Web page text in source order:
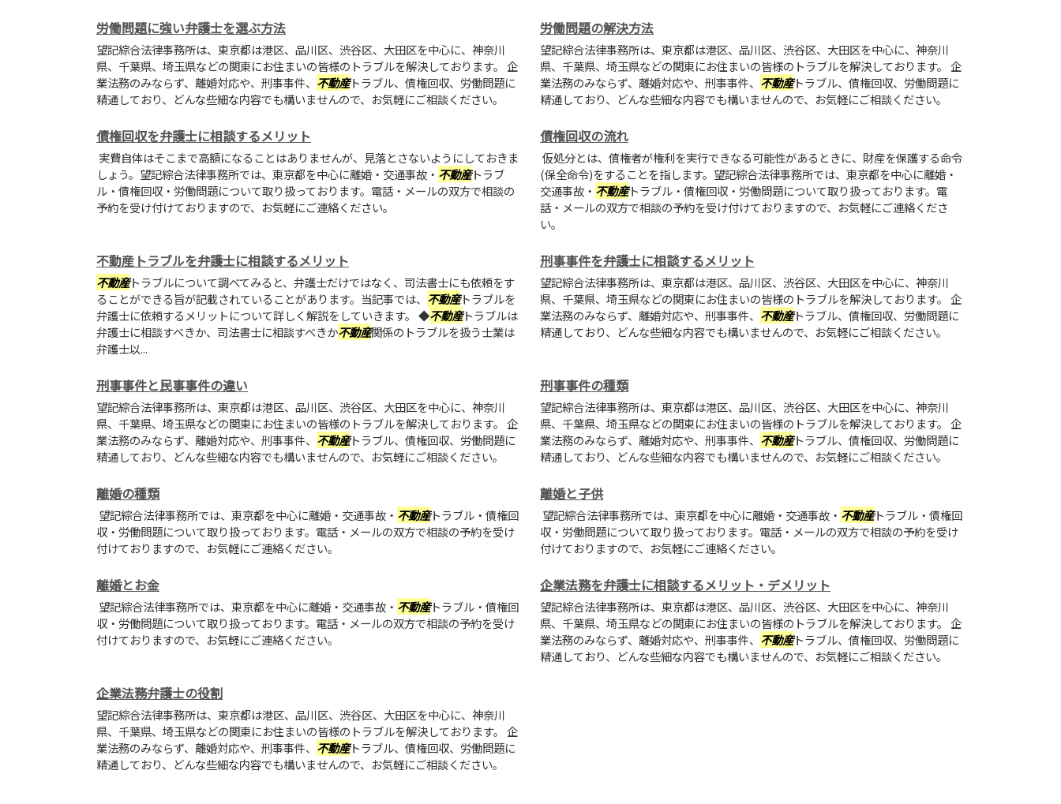
労働問題に強い弁護士を選ぶ方法
望記綜合法律事務所は、東京都は港区、品川区、渋谷区、大田区を中心に、神奈川
県、千葉県、埼玉県などの関東にお住まいの皆様のトラブルを解決しております。 企
業法務のみならず、離婚対応や、刑事事件、 不動産トラブル、債権回収、労働問題に
精通しており、どんな些細な内容でも構いませんので、お気軽にご相談ください。
労働問題の解決方法
望記綜合法律事務所は、東京都は港区、品川区、渋谷区、大田区を中心に、神奈川
県、千葉県、埼玉県などの関東にお住まいの皆様のトラブルを解決しております。 企
業法務のみならず、離婚対応や、刑事事件、 不動産トラブル、債権回収、労働問題に
精通しており、どんな些細な内容でも構いませんので、お気軽にご相談ください。
債権回収を弁護士に相談するメリット
実費自体はそこまで高額になることはありませんが、見落とさないようにしておきま
しょう。望記綜合法律事務所では、東京都を中心に離婚・交通事故・ 不動産トラブ
ル・債権回収・労働問題について取り扱っております。電話・メールの双方で相談の
予約を受け付けておりますので、お気軽にご連絡ください。
債権回収の流れ
仮処分とは、債権者が権利を実行できなる可能性があるときに、財産を保護する命令
(保全命令)をすることを指します。望記綜合法律事務所では、東京都を中心に離婚・
交通事故・ 不動産トラブル・債権回収・労働問題について取り扱っております。電
話・メールの双方で相談の予約を受け付けておりますので、お気軽にご連絡くださ
い。
不動産トラブルを弁護士に相談するメリット
不動産トラブルについて調べてみると、弁護士だけではなく、司法書士にも依頼をす
ることができる旨が記載されていることがあります。当記事では、 不動産トラブルを
弁護士に依頼するメリットについて詳しく解説をしていきます。 ◆不動産トラブルは
弁護士に相談すべきか、司法書士に相談すべきか不動産関係のトラブルを扱う士業は
弁護士以...
刑事事件を弁護士に相談するメリット
望記綜合法律事務所は、東京都は港区、品川区、渋谷区、大田区を中心に、神奈川
県、千葉県、埼玉県などの関東にお住まいの皆様のトラブルを解決しております。 企
業法務のみならず、離婚対応や、刑事事件、 不動産トラブル、債権回収、労働問題に
精通しており、どんな些細な内容でも構いませんので、お気軽にご相談ください。
刑事事件と民事事件の違い
望記綜合法律事務所は、東京都は港区、品川区、渋谷区、大田区を中心に、神奈川
県、千葉県、埼玉県などの関東にお住まいの皆様のトラブルを解決しております。 企
業法務のみならず、離婚対応や、刑事事件、 不動産トラブル、債権回収、労働問題に
精通しており、どんな些細な内容でも構いませんので、お気軽にご相談ください。
刑事事件の種類
望記綜合法律事務所は、東京都は港区、品川区、渋谷区、大田区を中心に、神奈川
県、千葉県、埼玉県などの関東にお住まいの皆様のトラブルを解決しております。 企
業法務のみならず、離婚対応や、刑事事件、 不動産トラブル、債権回収、労働問題に
精通しており、どんな些細な内容でも構いませんので、お気軽にご相談ください。
離婚の種類
望記綜合法律事務所では、東京都を中心に離婚・交通事故・ 不動産トラブル・債権回
収・労働問題について取り扱っております。電話・メールの双方で相談の予約を受け
付けておりますので、お気軽にご連絡ください。
離婚と子供
望記綜合法律事務所では、東京都を中心に離婚・交通事故・ 不動産トラブル・債権回
収・労働問題について取り扱っております。電話・メールの双方で相談の予約を受け
付けておりますので、お気軽にご連絡ください。
離婚とお金
望記綜合法律事務所では、東京都を中心に離婚・交通事故・ 不動産トラブル・債権回
収・労働問題について取り扱っております。電話・メールの双方で相談の予約を受け
付けておりますので、お気軽にご連絡ください。
企業法務を弁護士に相談するメリット・デメリット
望記綜合法律事務所は、東京都は港区、品川区、渋谷区、大田区を中心に、神奈川
県、千葉県、埼玉県などの関東にお住まいの皆様のトラブルを解決しております。 企
業法務のみならず、離婚対応や、刑事事件、 不動産トラブル、債権回収、労働問題に
精通しており、どんな些細な内容でも構いませんので、お気軽にご相談ください。
企業法務弁護士の役割
望記綜合法律事務所は、東京都は港区、品川区、渋谷区、大田区を中心に、神奈川
県、千葉県、埼玉県などの関東にお住まいの皆様のトラブルを解決しております。 企
業法務のみならず、離婚対応や、刑事事件、 不動産トラブル、債権回収、労働問題に
精通しており、どんな些細な内容でも構いませんので、お気軽にご相談ください。